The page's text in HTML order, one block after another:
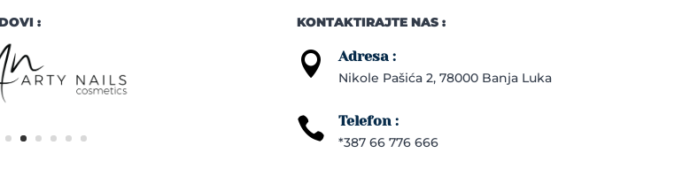
: KONTAKTIRAJTE NAS :
 Adresa :
Nikole Pašića 2, 78000 Banja Luka
 Telefon :
*387 66 776 666